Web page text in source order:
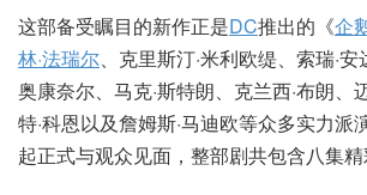
这部备受瞩目的新作正是DC推出的《企
林·法瑞尔、克里斯汀·米利欧缇、索瑞·
奥康奈尔、马克·斯特朗、克兰西·布朗、
特·科恩以及詹姆斯·马迪欧等众多实力派
起正式与观众见面，整部剧共包含八集精